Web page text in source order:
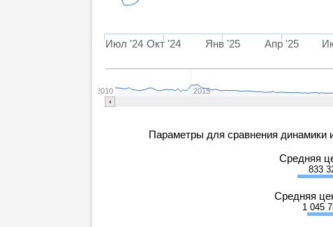
Июл '24 Окт '24 Янв '25 Апр '25
2015
2010
Параметры для сравнения динамики
Средняя
833
Средняя
1 045